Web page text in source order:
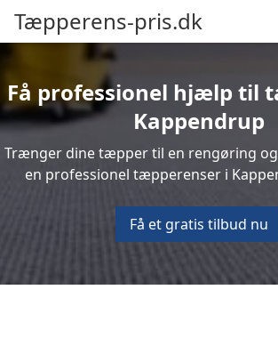
Tæpperens-pris.dk
Få professionel hjælp til
Kappendrup
Trænger dine tæpper til en rengøring
en professionel tæpperenser i
Få et gratis tilbud nu